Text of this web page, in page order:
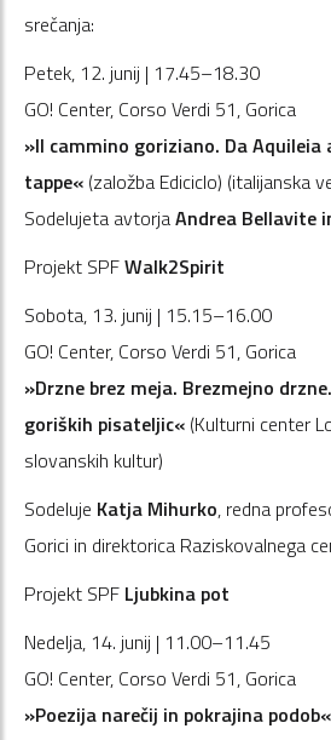
srečanja:
Petek, 12. junij | 17.45–18.30
GO! Center, Corso Verdi 51, Gorica
»Il cammino goriziano. Da Aquileia
tappe« (založba Ediciclo) (italijanska
Sodelujeta avtorjaAndrea Bellavite
Projekt SPFWalk2Spirit
Sobota, 13. junij | 15.15–16.00
GO! Center, Corso Verdi 51, Gorica
»Drzne brez meja. Brezmejno
goriških pisateljic« (Kulturni center
slovanskih kultur)
Sodeluje Katja Mihurko, redna
Gorici in direktorica Raziskovalnega
Projekt SPF Ljubkina pot
Nedelja, 14. junij | 11.00–11.45
GO! Center, Corso Verdi 51, Gorica
»Poezija narečij in pokrajina podob«